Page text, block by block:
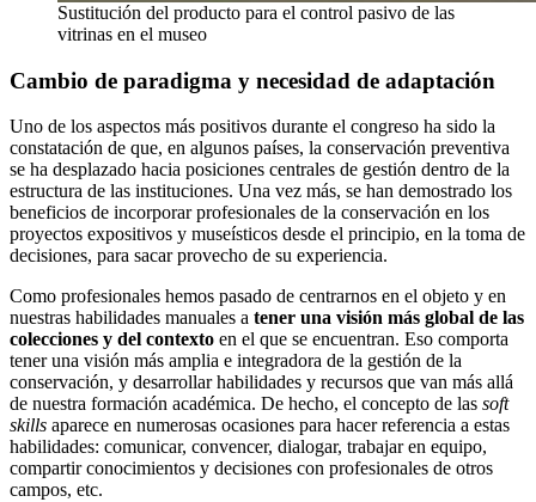
Sustitución del producto para el control pasivo de las
vitrinas en el museo
Cambio de paradigma y necesidad de adaptación
Uno de los aspectos más positivos durante el congreso ha sido la
constatación de que, en algunos países, la conservación preventiva
se ha desplazado hacia posiciones centrales de gestión dentro de la
estructura de las instituciones. Una vez más, se han demostrado los
beneficios de incorporar profesionales de la conservación en los
proyectos expositivos y museísticos desde el principio, en la toma de
decisiones, para sacar provecho de su experiencia.
Como profesionales hemos pasado de centrarnos en el objeto y en
nuestras habilidades manuales a tener una visión más global de las
colecciones y del contexto en el que se encuentran. Eso comporta
tener una visión más amplia e integradora de la gestión de la
conservación, y desarrollar habilidades y recursos que van más allá
de nuestra formación académica. De hecho, el concepto de las soft
skills aparece en numerosas ocasiones para hacer referencia a estas
habilidades: comunicar, convencer, dialogar, trabajar en equipo,
compartir conocimientos y decisiones con profesionales de otros
campos, etc.